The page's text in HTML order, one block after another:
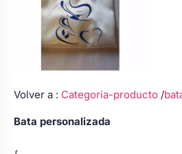
Volver a : Categoria-producto /
Bata personalizada